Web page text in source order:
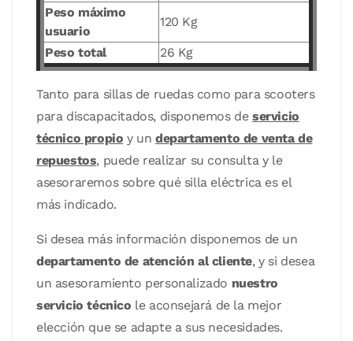
Peso máximo
usuario
120 Kg
Peso total 26 Kg
Tanto para sillas de ruedas como para scooters
para discapacitados, disponemos deservicio
técnico propio y undepartamento de venta de
repuestos, puede realizar su consulta y le
asesoraremos sobre qué silla eléctrica es el
más indicado.
Si desea más información disponemos de un
departamento de atención al cliente, y si desea
un asesoramiento personalizado nuestro
servicio técnico le aconsejará de la mejor
elección que se adapte a sus necesidades.